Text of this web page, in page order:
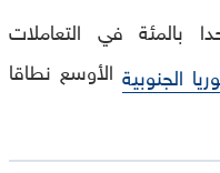
بالمئة في التعاملات
الجنوبية الأوسع نطاقا